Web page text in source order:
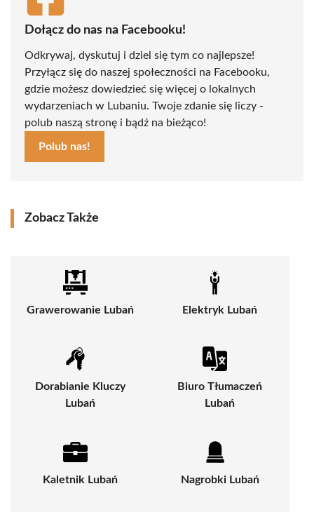
Dołącz do nas na Facebooku!
Odkrywaj, dyskutuj i dziel się tym co najlepsze!
Przyłącz się do naszej społeczności na Facebooku,
gdzie możesz dowiedzieć się więcej o lokalnych
wydarzeniach w Lubaniu. Twoje zdanie się liczy -
polub naszą stronę i bądź na bieżąco!
Polub nas!
Zobacz Także
Grawerowanie Lubań Elektryk Lubań
Dorabianie Kluczy
Lubań
Biuro Tłumaczeń
Lubań
Kaletnik Lubań Nagrobki Lubań